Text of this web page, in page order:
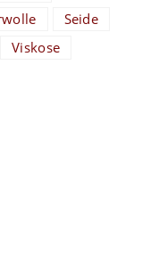
Seide
Viskose